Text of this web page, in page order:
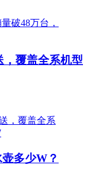
覆盖全系机型
多少W？